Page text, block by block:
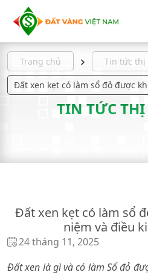
TIN TỨC
Trang chủ Tin tức
Đất xen kẹt có làm sổ
niệm và điều
24 tháng 11, 2025
Đất xen là gì và có làm Sổ đỏ